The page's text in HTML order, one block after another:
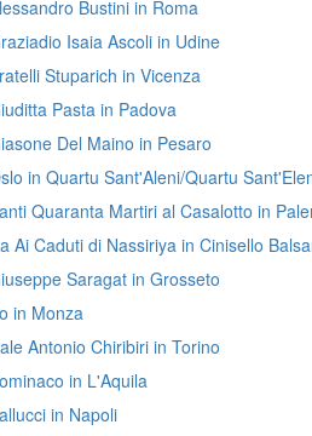
Bustini in Roma
Isaia Ascoli in Udine
Stuparich in Vicenza
Pasta in Padova
Del Maino in Pesaro
in Quartu Sant'Aleni/Quartu
Quaranta Martiri al Casalotto in
Ai Caduti di Nassiriya in Cinisello
Saragat in Grosseto
in Monza
Antonio Chiribiri in Torino
in L'Aquila
in Napoli